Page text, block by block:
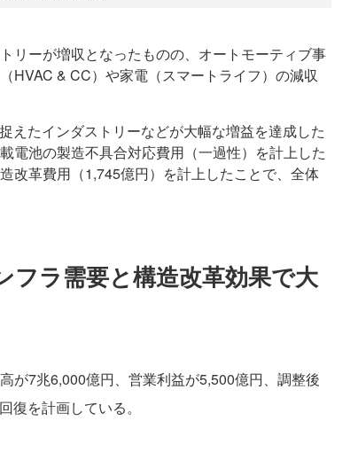
リーが増収となったものの、オートモーティブ事
HVAC & CC）や家電（スマートライフ）の減収
えたインダストリーなどが大幅な増益を達成した
電池の製造不具合対応費用（一過性）を計上した
改革費用（1,745億円）を計上したことで、全体
フラ需要と構造改革効果で大
7兆6,000億円、営業利益が5,500億円、調整後
復を計画している。